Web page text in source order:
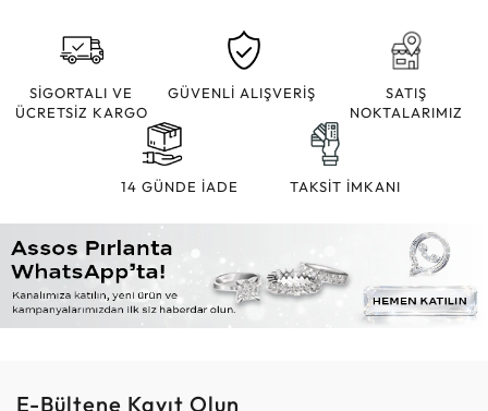
SİGORTALI VE
ÜCRETSİZ KARGO
GÜVENLİ ALIŞVERİŞ
SATIŞ
NOKTALARIMIZ
14 GÜNDE İADE TAKSİT İMKANI
E-Bültene Kayıt Olun